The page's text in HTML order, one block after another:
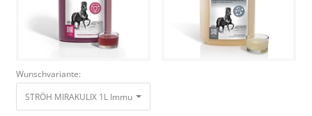
Wunschvariante:
STRÖH MIRAKULIX 1L Immunbooster Der Pferde-Zaubertrank auf B12-